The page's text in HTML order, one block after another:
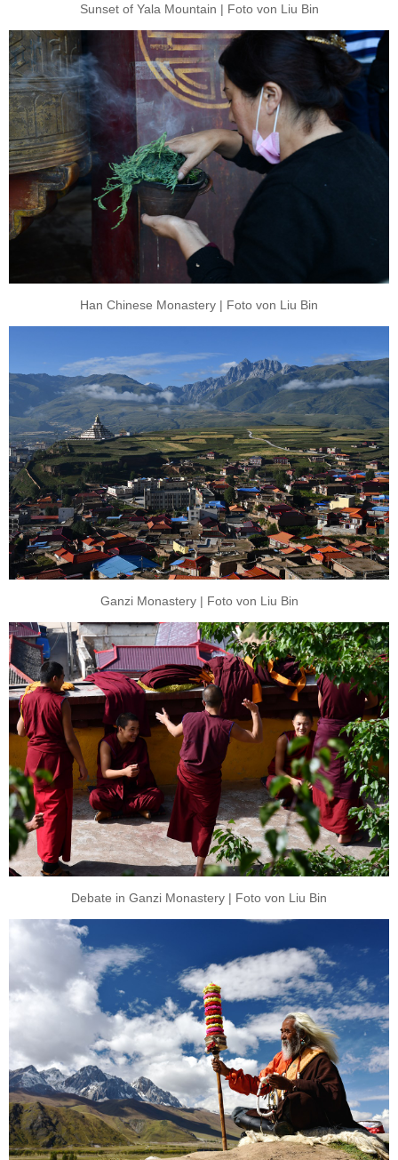
Sunset of Yala Mountain | Foto von Liu Bin
Han Chinese Monastery | Foto von Liu Bin
Ganzi Monastery | Foto von Liu Bin
Debate in Ganzi Monastery | Foto von Liu Bin